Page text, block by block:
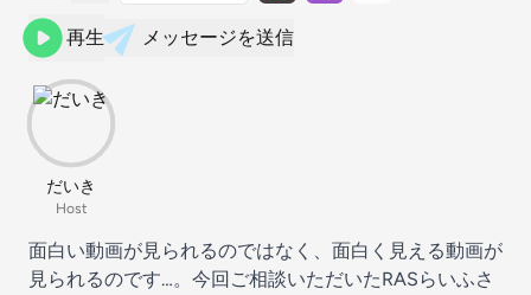
再生 メッセージを送信
だいき
Host
面白い動画が見られるのではなく、面白く見える動画が
見られるのです…。今回ご相談いただいたRASらいふさ